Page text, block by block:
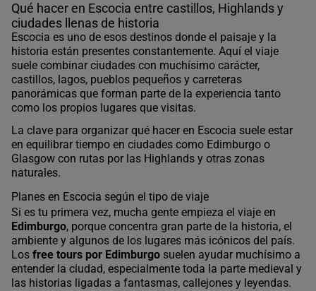
Qué hacer en Escocia entre castillos, Highlands y
ciudades llenas de historia
Escocia es uno de esos destinos donde el paisaje y la
historia están presentes constantemente. Aquí el viaje
suele combinar ciudades con muchísimo carácter,
castillos, lagos, pueblos pequeños y carreteras
panorámicas que forman parte de la experiencia tanto
como los propios lugares que visitas.
La clave para organizar qué hacer en Escocia suele estar
en equilibrar tiempo en ciudades como Edimburgo o
Glasgow con rutas por las Highlands y otras zonas
naturales.
Planes en Escocia según el tipo de viaje
Si es tu primera vez, mucha gente empieza el viaje en
Edimburgo, porque concentra gran parte de la historia, el
ambiente y algunos de los lugares más icónicos del país.
Los free tours por Edimburgo suelen ayudar muchísimo a
entender la ciudad, especialmente toda la parte medieval y
las historias ligadas a fantasmas, callejones y leyendas.